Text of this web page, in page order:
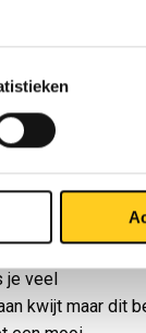
wat geworsteld
staat? Dat
weg stonden.
onze planning en
heel soepel.”
natuurlijk
meer vragen
je veel
kwijt maar dit